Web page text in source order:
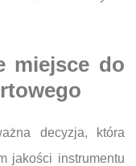
miejsce do
decyzja, która
jakości instrumentu